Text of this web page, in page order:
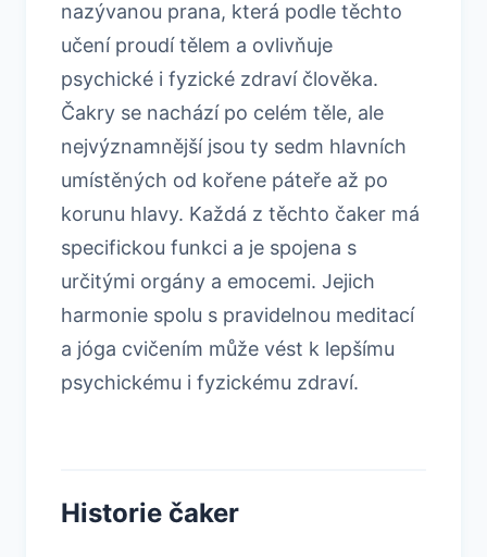
nazývanou prana, která podle těchto
učení proudí tělem a ovlivňuje
psychické i fyzické zdraví člověka.
Čakry se nachází po celém těle, ale
nejvýznamnější jsou ty sedm hlavních
umístěných od kořene páteře až po
korunu hlavy. Každá z těchto čaker má
specifickou funkci a je spojena s
určitými orgány a emocemi. Jejich
harmonie spolu s pravidelnou meditací
a jóga cvičením může vést k lepšímu
psychickému i fyzickému zdraví.
Historie čaker